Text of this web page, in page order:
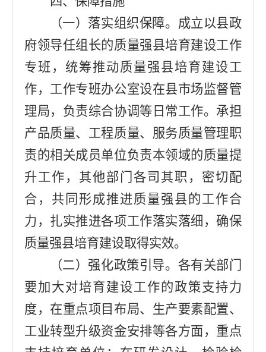
（一） 落实组织保障。 成立以县政
府领导任组长的质量强县培育建设工作
专班，统筹推动质量强县培育建设工
作，工作专班办公室设在县市场监督管
理局，负责综合协调等日常工作。承担
产品质量、工程质量、服务质量管理职
责的相关成员单位负责本领域的质量提
升工作，其他部门各司其职，密切配
合，共同形成推进质量强县的工作合
力，扎实推进各项工作落实落细 ，确保
质量强县培育建设取得实效。
（二） 强化政策引导。 各有关部门
要加大对培育建设工作的政策支持力
度，在重点项目布局、生产要素配置、
工业转型升级资金安排等各方面，重点